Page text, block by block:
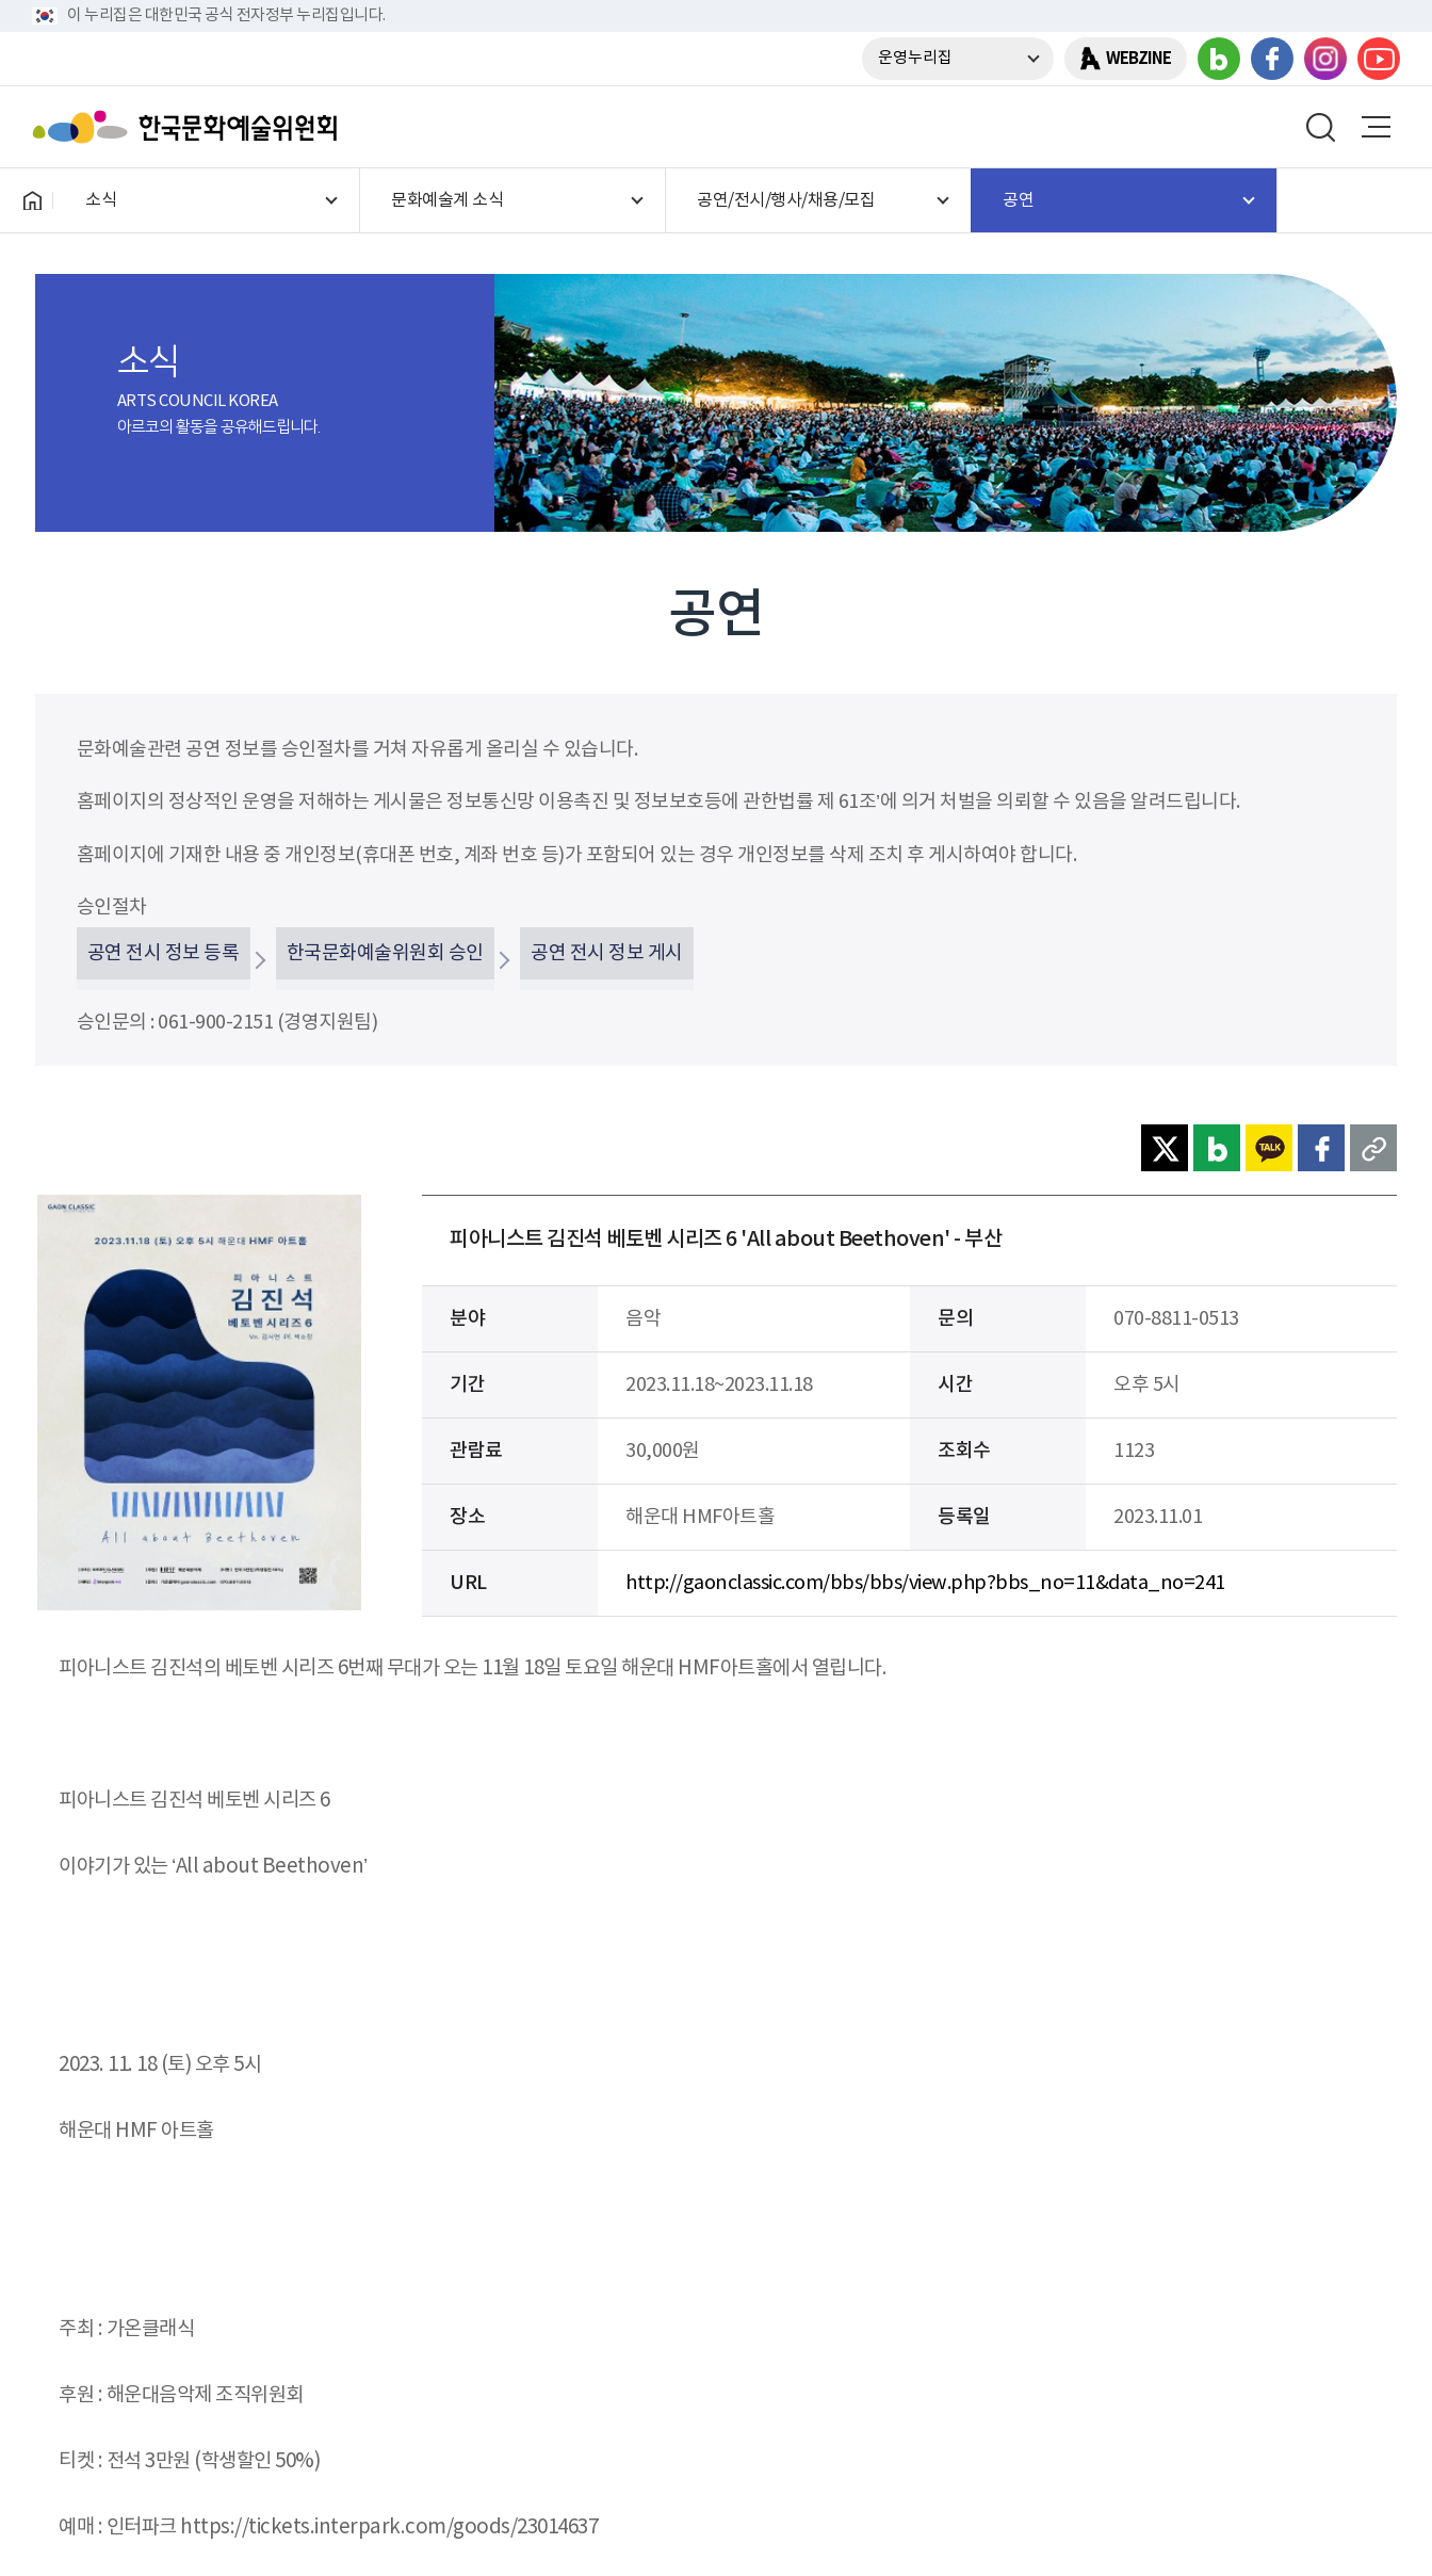
이 누리집은 대한민국 공식 전자정부 누리집입니다.
운영누리집 WEBZINE
소식 문화예술계 소식 공연/전시/행사/채용/모집 공연
소식
ARTS COUNCIL KOREA
아르코의 활동을 공유해드립니다.
공연
문화예술관련 공연 정보를 승인절차를 거쳐 자유롭게 올리실 수 있습니다.
홈페이지의 정상적인 운영을 저해하는 게시물은 정보통신망 이용촉진 및 정보보호등에 관한법률 제 61조’에 의거 처벌을 의뢰할 수 있음을 알려드립니다.
홈페이지에 기재한 내용 중 개인정보(휴대폰 번호, 계좌 번호 등)가 포함되어 있는 경우 개인정보를 삭제 조치 후 게시하여야 합니다.
승인절차
공연 전시 정보 등록 한국문화예술위원회 승인 공연 전시 정보 게시
승인문의 : 061-900-2151 (경영지원팀)
피아니스트 김진석 베토벤 시리즈 6 'All about Beethoven' - 부산
분야 음악 문의 070-8811-0513
기간 2023.11.18~2023.11.18 시간 오후 5시
관람료 30,000원 조회수 1123
장소 해운대 HMF아트홀 등록일 2023.11.01
URL http://gaonclassic.com/bbs/bbs/view.php?bbs_no=11&data_no=241
피아니스트 김진석의 베토벤 시리즈 6번째 무대가 오는 11월 18일 토요일 해운대 HMF아트홀에서 열립니다.
피아니스트 김진석 베토벤 시리즈 6
이야기가 있는 ‘All about Beethoven’
2023. 11. 18 (토) 오후 5시
해운대 HMF 아트홀
주최 : 가온클래식
후원 : 해운대음악제 조직위원회
티켓 : 전석 3만원 (학생할인 50%)
예매 : 인터파크 https://tickets.interpark.com/goods/23014637